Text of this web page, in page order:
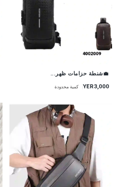
💼شنطة حزامات ظهر...
YER3,000 كمية محدودة